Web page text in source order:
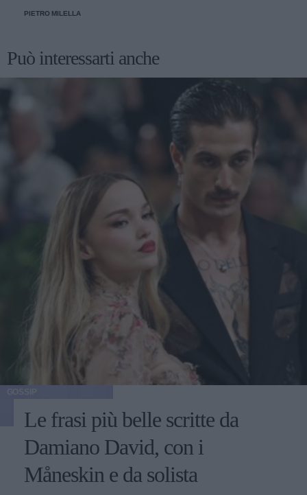
PIETRO MILELLA
Può interessarti anche
Le frasi più belle scritte da
Damiano David, con i
Måneskin e da solista